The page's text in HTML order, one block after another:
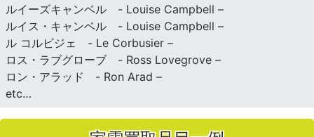
ルイーズキャンベル - Louise Campbell –
ルイス・キャンベル - Louise Campbell –
ル コルビジェ - Le Corbusier –
ロス・ラブグローブ - Ross Lovegrove –
ロン・アラッド - Ron Arad –
etc…